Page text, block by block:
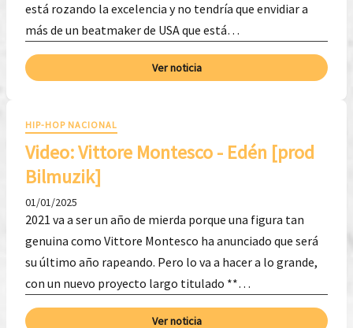
está rozando la excelencia y no tendría que envidiar a
más de un beatmaker de USA que está…
Ver noticia
HIP-HOP NACIONAL
Video: Vittore Montesco - Edén [prod
Bilmuzik]
01/01/2025
2021 va a ser un año de mierda porque una figura tan
genuina como Vittore Montesco ha anunciado que será
su último año rapeando. Pero lo va a hacer a lo grande,
con un nuevo proyecto largo titulado **…
Ver noticia